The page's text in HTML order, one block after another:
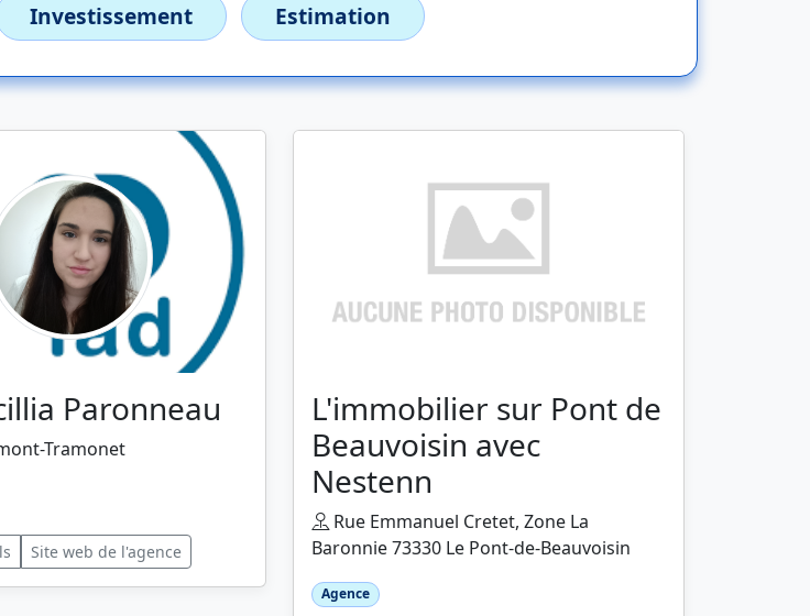
Investissement Estimation
Paronneau
Tramonet
Site web de l'agence
L'immobilier sur Pont de
Beauvoisin avec
Nestenn
Rue Emmanuel Cretet, Zone La
Baronnie 73330 Le Pont-de-Beauvoisin
Agence